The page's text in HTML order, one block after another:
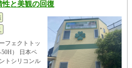
と美観の回復
フェクトトッ
） 日本ペ
トシリコンル